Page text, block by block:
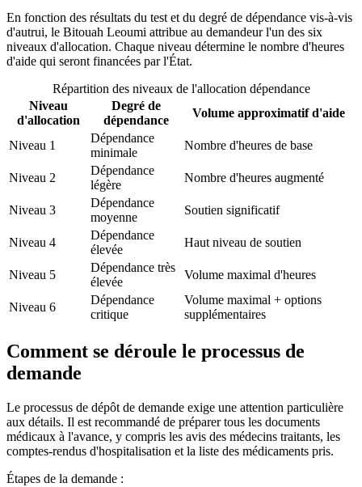
En fonction des résultats du test et du degré de dépendance vis-à-vis
d'autrui, le Bitouah Leoumi attribue au demandeur l'un des six
niveaux d'allocation. Chaque niveau détermine le nombre d'heures
d'aide qui seront financées par l'État.
Répartition des niveaux de l'allocation dépendance
Niveau
d'allocation
Degré de
dépendance
Volume approximatif d'aide
Niveau 1
Dépendance
minimale
Nombre d'heures de base
Niveau 2
Dépendance
légère
Nombre d'heures augmenté
Niveau 3
Dépendance
moyenne
Soutien significatif
Niveau 4
Dépendance
élevée
Haut niveau de soutien
Niveau 5
Dépendance très
élevée
Volume maximal d'heures
Niveau 6
Dépendance
critique
Volume maximal + options
supplémentaires
Comment se déroule le processus de
demande
Le processus de dépôt de demande exige une attention particulière
aux détails. Il est recommandé de préparer tous les documents
médicaux à l'avance, y compris les avis des médecins traitants, les
comptes-rendus d'hospitalisation et la liste des médicaments pris.
Étapes de la demande :